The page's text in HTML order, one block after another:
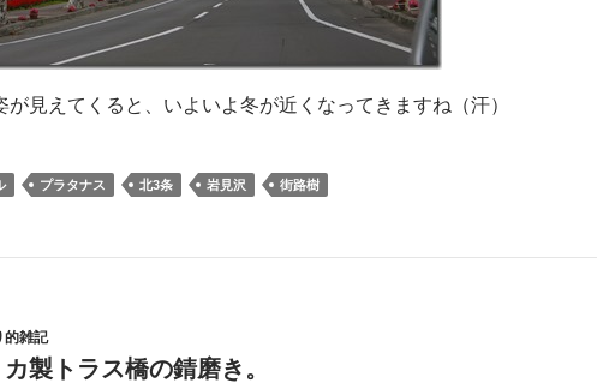
が見えてくると、いよいよ冬が近くなってきますね（汗）
プラタナス 北3条 岩見沢 街路樹
的雑記
製トラス橋の錆磨き。